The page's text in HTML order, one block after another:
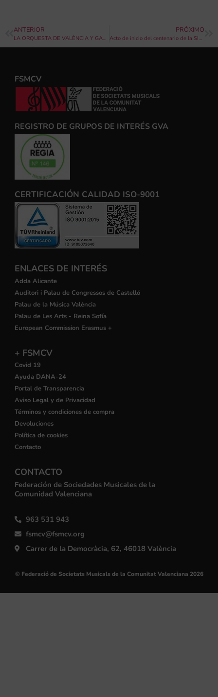
ANTERIOR
LA ORQUESTA DE VALÈNCIA Y GARCÍA CALVO PRESENTAN UNA GALA DE ZARZUELA CON UNA ESMERADA SELECCIÓN DE GRANDES TÍTULOS
PRÓXIMO
Acto de inicio del centenario de la SIUM de Montserrat
FSMCV
REGISTRO DE GRUPOS DE INTERÉS GVA
CERTIFICACIÓN CALIDAD ISO-9001
ENLACES DE INTERÉS
Adda Alicante
Auditori i Palau de Congressos de Castelló
Palau de la Música València
Palau de Les Arts - Reina Sofía
European Commission Erasmus +
+ FSMCV
Covid 19
Ayuda DANA-24
Portal de Transparencia
Aviso Legal y de Privacidad
Términos y condiciones de compra
Devoluciones
Política de cookies
Contacto
CONTACTO
Federación de Sociedades Musicales de la
Comunidad Valenciana
963 531 943
fsmcv@fsmcv.org
Carrer de la Democràcia, 62, 46018 València
© Federació de Societats Musicals de la Comunitat Valenciana 2026